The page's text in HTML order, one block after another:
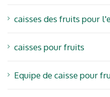
caisses des fruits pour
caisses pour fruits
Equipe de caisse pour